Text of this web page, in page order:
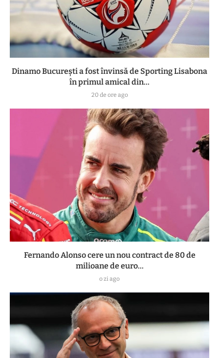
Dinamo București a fost învinsă de Sporting Lisabona
în primul amical din...
20 de ore ago
Fernando Alonso cere un nou contract de 80 de
milioane de euro...
o zi ago